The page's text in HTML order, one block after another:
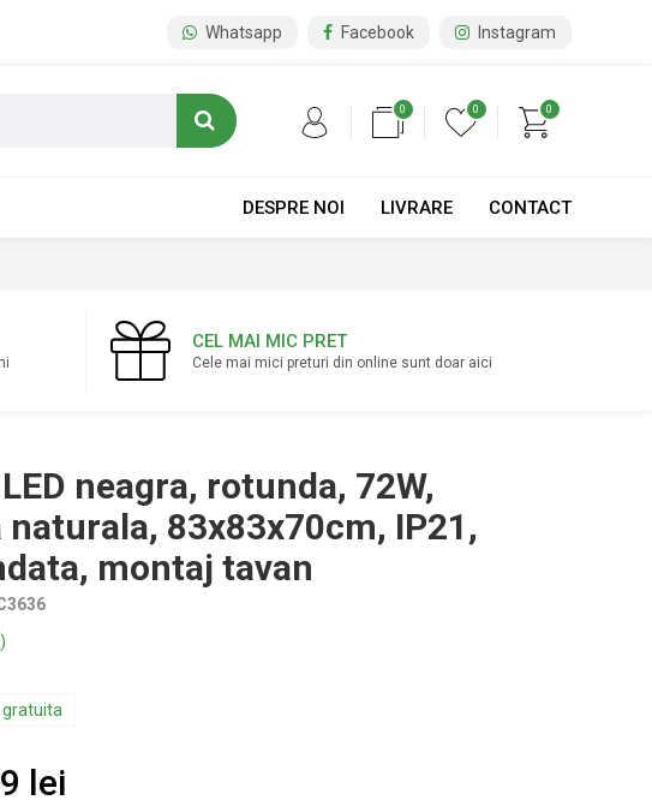
Whatsapp Facebook Instagram
0
0
0
CONTACT
LIVRARE
DESPRE NOI
CEL MAI MIC PRET
Cele mai mici preturi din online sunt doar aici
neagra, rotunda, 72W,
83x83x70cm, IP21,
montaj tavan
gratuita
lei